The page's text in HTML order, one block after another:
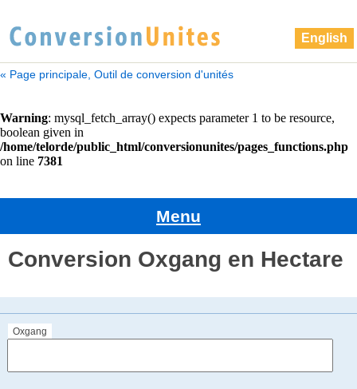
English
« Page principale, Outil de conversion d'unités
Menu
Conversion Oxgang en Hectare
Oxgang